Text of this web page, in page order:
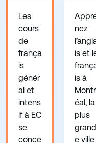
Les
cours
de
frança
is
génér
al et
intens
if à EC
se
conce
nez
is et
is à
Montr
éal, la
plus
grand
e ville